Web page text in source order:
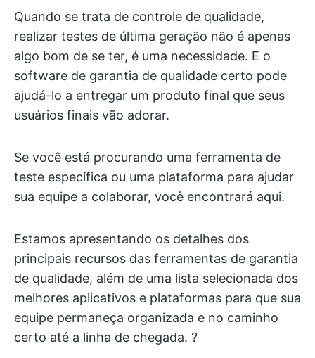
Quando se trata de controle de qualidade,
realizar testes de última geração não é apenas
algo bom de se ter, é uma necessidade. E o
software de garantia de qualidade certo pode
ajudá-lo a entregar um produto final que seus
usuários finais vão adorar.
Se você está procurando uma ferramenta de
teste específica ou uma plataforma para ajudar
sua equipe a colaborar, você encontrará aqui.
Estamos apresentando os detalhes dos
principais recursos das ferramentas de garantia
de qualidade, além de uma lista selecionada dos
melhores aplicativos e plataformas para que sua
equipe permaneça organizada e no caminho
certo até a linha de chegada. ?